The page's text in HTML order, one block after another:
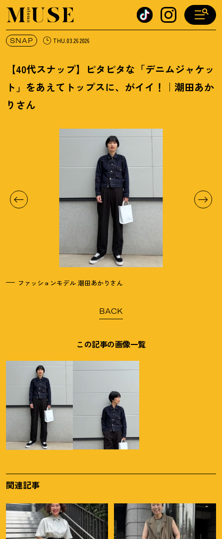
オトナミューズ ウェブ
SNAP THU.03.26 2026
【40代スナップ】ピタピタな「デニムジャケッ
ト」をあえてトップスに、がイイ ！
｜潮田あか
りさん
ファッションモデル 潮田あかりさん
BACK
この記事の画像一覧
関連記事